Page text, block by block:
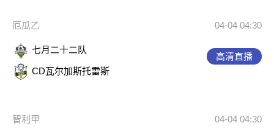
厄瓜乙 04-04 04:30
七月二十二队
CD瓦尔加斯托雷斯
高清直播
智利甲 04-04 04:30